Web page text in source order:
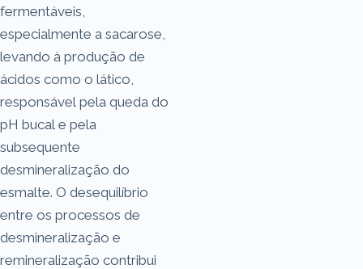
fermentáveis,
especialmente a sacarose,
levando à produção de
ácidos como o lático,
responsável pela queda do
pH bucal e pela
subsequente
desmineralização do
esmalte. O desequilíbrio
entre os processos de
desmineralização e
remineralização contribui